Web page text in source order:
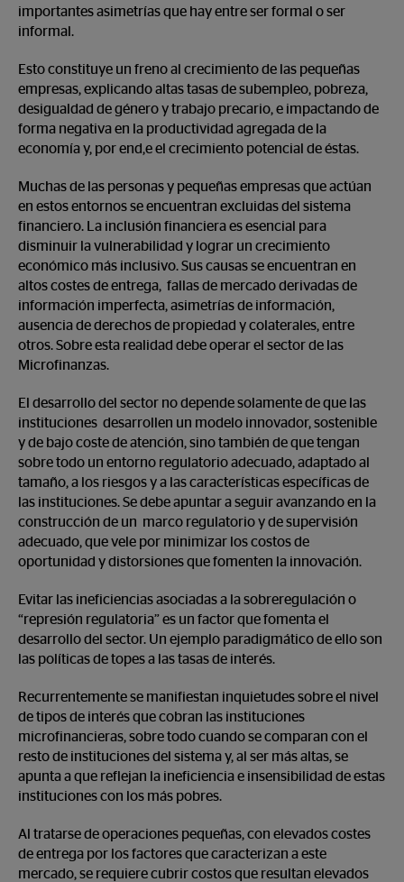
importantes asimetrías que hay entre ser formal o ser
informal.
Esto constituye un freno al crecimiento de las pequeñas
empresas, explicando altas tasas de subempleo, pobreza,
desigualdad de género y trabajo precario, e impactando de
forma negativa en la productividad agregada de la
economía y, por end,e el crecimiento potencial de éstas.
Muchas de las personas y pequeñas empresas que actúan
en estos entornos se encuentran excluidas del sistema
financiero. La inclusión financiera es esencial para
disminuir la vulnerabilidad y lograr un crecimiento
económico más inclusivo. Sus causas se encuentran en
altos costes de entrega, fallas de mercado derivadas de
información imperfecta, asimetrías de información,
ausencia de derechos de propiedad y colaterales, entre
otros. Sobre esta realidad debe operar el sector de las
Microfinanzas.
El desarrollo del sector no depende solamente de que las
instituciones desarrollen un modelo innovador, sostenible
y de bajo coste de atención, sino también de que tengan
sobre todo un entorno regulatorio adecuado, adaptado al
tamaño, a los riesgos y a las características específicas de
las instituciones. Se debe apuntar a seguir avanzando en la
construcción de un marco regulatorio y de supervisión
adecuado, que vele por minimizar los costos de
oportunidad y distorsiones que fomenten la innovación.
Evitar las ineficiencias asociadas a la sobreregulación o
“represión regulatoria” es un factor que fomenta el
desarrollo del sector. Un ejemplo paradigmático de ello son
las políticas de topes a las tasas de interés.
Recurrentemente se manifiestan inquietudes sobre el nivel
de tipos de interés que cobran las instituciones
microfinancieras, sobre todo cuando se comparan con el
resto de instituciones del sistema y, al ser más altas, se
apunta a que reflejan la ineficiencia e insensibilidad de estas
instituciones con los más pobres.
Al tratarse de operaciones pequeñas, con elevados costes
de entrega por los factores que caracterizan a este
mercado, se requiere cubrir costos que resultan elevados